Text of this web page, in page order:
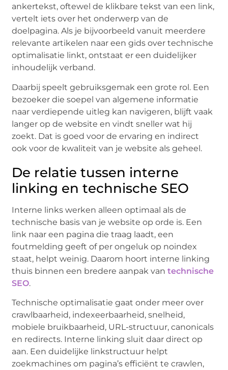
ankertekst, oftewel de klikbare tekst van een link,
vertelt iets over het onderwerp van de
doelpagina. Als je bijvoorbeeld vanuit meerdere
relevante artikelen naar een gids over technische
optimalisatie linkt, ontstaat er een duidelijker
inhoudelijk verband.
Daarbij speelt gebruiksgemak een grote rol. Een
bezoeker die soepel van algemene informatie
naar verdiepende uitleg kan navigeren, blijft vaak
langer op de website en vindt sneller wat hij
zoekt. Dat is goed voor de ervaring en indirect
ook voor de kwaliteit van je website als geheel.
De relatie tussen interne
linking en technische SEO
Interne links werken alleen optimaal als de
technische basis van je website op orde is. Een
link naar een pagina die traag laadt, een
foutmelding geeft of per ongeluk op noindex
staat, helpt weinig. Daarom hoort interne linking
thuis binnen een bredere aanpak vantechnische
SEO.
Technische optimalisatie gaat onder meer over
crawlbaarheid, indexeerbaarheid, snelheid,
mobiele bruikbaarheid, URL-structuur, canonicals
en redirects. Interne linking sluit daar direct op
aan. Een duidelijke linkstructuur helpt
zoekmachines om pagina’s efficiënt te crawlen,